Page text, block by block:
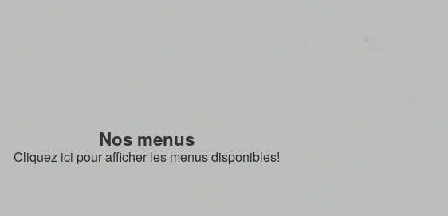
Nos menus
Cliquez ici pour afficher les menus disponibles!